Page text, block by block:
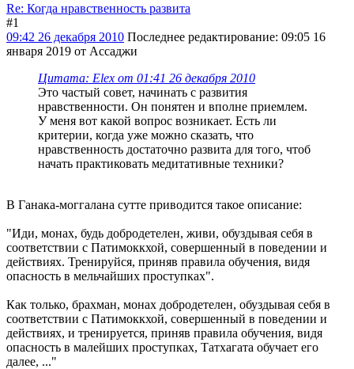
Re: Когда нравственность развита
#1
09:42 26 декабря 2010 Последнее редактирование: 09:05 16
января 2019 от Ассаджи
Цитата: Elex от 01:41 26 декабря 2010
Это частый совет, начинать с развития
нравственности. Он понятен и вполне приемлем.
У меня вот какой вопрос возникает. Есть ли
критерии, когда уже можно сказать, что
нравственность достаточно развита для того, чтоб
начать практиковать медитативные техники?
В Ганака-моггалана сутте приводится такое описание:
"Иди, монах, будь добродетелен, живи, обуздывая себя в
соответствии с Патимоккхой, совершенный в поведении и
действиях. Тренируйся, приняв правила обучения, видя
опасность в мельчайших проступках".
Как только, брахман, монах добродетелен, обуздывая себя в
соответствии с Патимоккхой, совершенный в поведении и
действиях, и тренируется, приняв правила обучения, видя
опасность в малейших проступках, Татхагата обучает его
далее, ..."